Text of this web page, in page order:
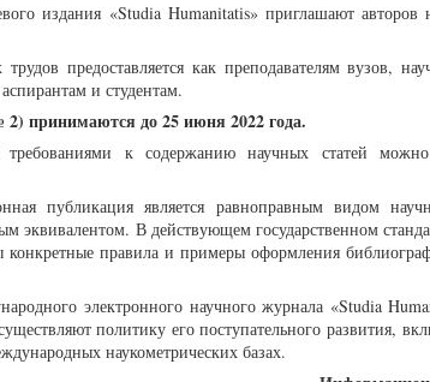
издания «Studia Humanitatis» приглашают авторов
предоставляется как преподавателям вузов,
и студентам.
принимаются до 25 июня 2022 года.
к содержанию научных статей можно
публикация является равноправным видом
В действующем государственном
конкретные правила и примеры оформления
электронного научного журнала «Studia
политику его поступательного развития,
наукометрических базах.